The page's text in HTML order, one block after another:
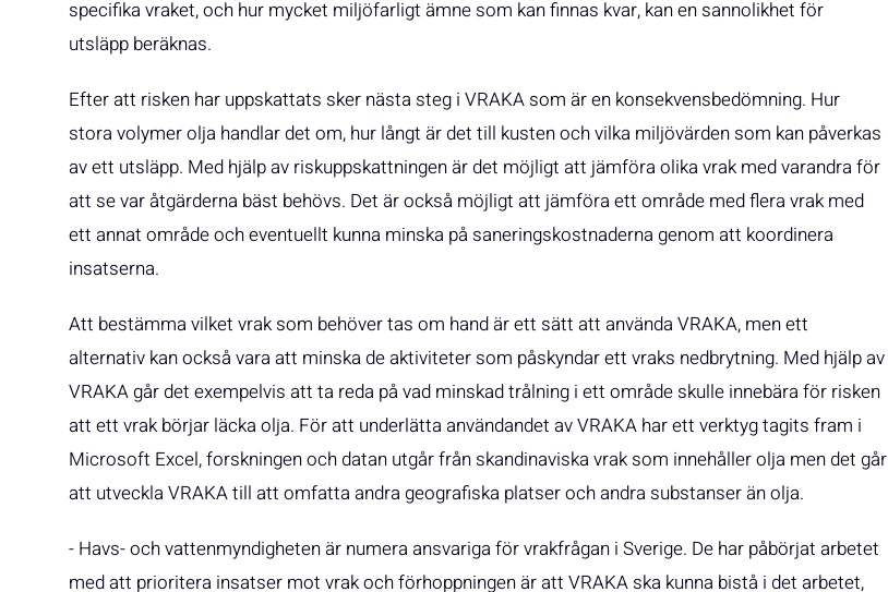
specifika vraket, och hur mycket miljöfarligt ämne som kan finnas kvar, kan en sannolikhet för
utsläpp beräknas.
Efter att risken har uppskattats sker nästa steg i VRAKA som är en konsekvensbedömning. Hur
stora volymer olja handlar det om, hur långt är det till kusten och vilka miljövärden som kan påverkas
av ett utsläpp. Med hjälp av riskuppskattningen är det möjligt att jämföra olika vrak med varandra för
att se var åtgärderna bäst behövs. Det är också möjligt att jämföra ett område med flera vrak med
ett annat område och eventuellt kunna minska på saneringskostnaderna genom att koordinera
insatserna.
Att bestämma vilket vrak som behöver tas om hand är ett sätt att använda VRAKA, men ett
alternativ kan också vara att minska de aktiviteter som påskyndar ett vraks nedbrytning. Med hjälp av
VRAKA går det exempelvis att ta reda på vad minskad trålning i ett område skulle innebära för risken
att ett vrak börjar läcka olja. För att underlätta användandet av VRAKA har ett verktyg tagits fram i
Microsoft Excel, forskningen och datan utgår från skandinaviska vrak som innehåller olja men det går
att utveckla VRAKA till att omfatta andra geografiska platser och andra substanser än olja.
- Havs- och vattenmyndigheten är numera ansvariga för vrakfrågan i Sverige. De har påbörjat arbetet
med att prioritera insatser mot vrak och förhoppningen är att VRAKA ska kunna bistå i det arbetet,